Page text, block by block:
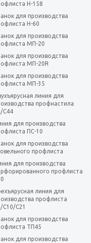
H-158
для производства
H-60
для производства
МП-20
для производства
МП-20R
для производства
МП-35
линия для
профнастила
C44
для производства
ПС-10
для производства
профлиста
для производства
профлиста
линия для
профлиста
C10/C21
для производства
ТП45
для производства